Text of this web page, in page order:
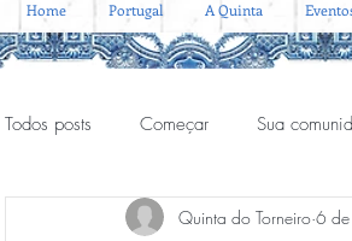
Home Portugal A Quinta
Todos posts Começar Sua
Eventos corporate Eventos
Quinta do Torneiro 6